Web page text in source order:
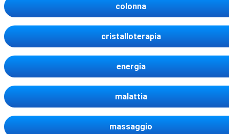
colonna
cristalloterapia
energia
malattia
massaggio